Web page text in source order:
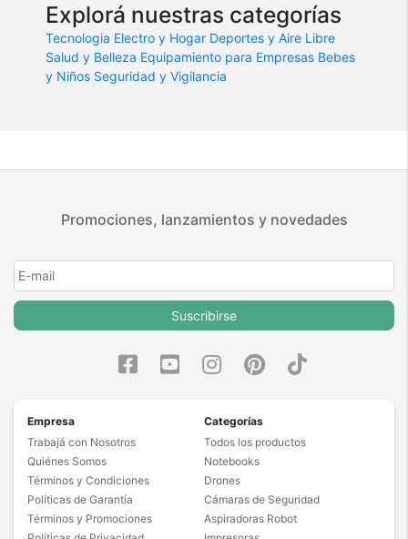
Explorá nuestras categorías
Tecnologia Electro y Hogar Deportes y Aire Libre
Salud y Belleza Equipamiento para Empresas Bebes
y Niños Seguridad y Vigilancia
Promociones, lanzamientos y novedades
Suscribirse
Empresa
Trabajá con Nosotros
Quiénes Somos
Términos y Condiciones
Políticas de Garantía
Términos y Promociones
Categorías
Todos los productos
Notebooks
Drones
Cámaras de Seguridad
Aspiradoras Robot